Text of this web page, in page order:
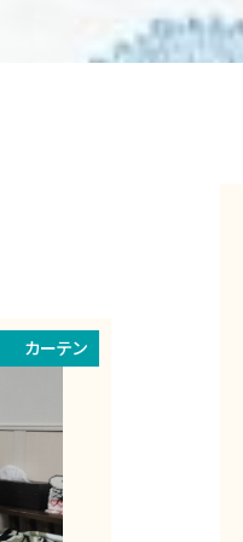
カーテン